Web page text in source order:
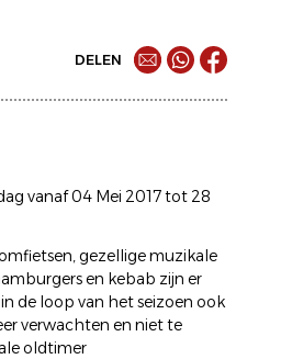
DELEN
vanaf 04 Mei 2017 tot 28
gezellige muzikale
en kebab zijn er
de loop van het seizoen ook
verwachten en niet te
oldtimer